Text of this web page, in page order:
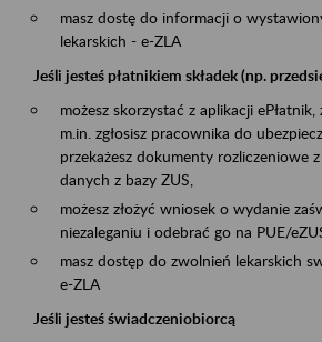
masz dostę do informacji o
lekarskich - e-ZLA
Jeśli jesteś płatnikiem składek (np.
możesz skorzystać z aplikacji
m.in. zgłosisz pracownika do
przekażesz dokumenty rozliczeniowe
danych z bazy ZUS,
możesz złożyć wniosek o wydanie
niezaleganiu i odebrać go na PUE/
masz dostęp do zwolnień lekarskich
e-ZLA
Jeśli jesteś świadczeniobiorcą